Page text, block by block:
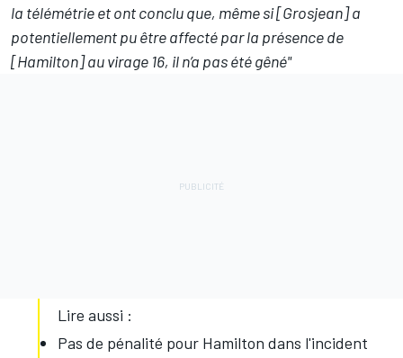
la télémétrie et ont conclu que, même si [Grosjean] a
potentiellement pu être affecté par la présence de
[Hamilton] au virage 16, il n’a pas été gêné"
Lire aussi :
Pas de pénalité pour Hamilton dans l'incident